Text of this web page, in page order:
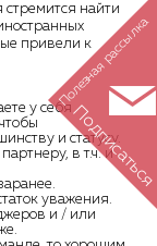
найти
привели к
у себя
и статусу.
в т.ч. и
уважения.
и / или
Полезная рассылка
Подписаться